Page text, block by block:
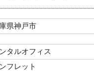
県神戸市
タルオフィス
フレット